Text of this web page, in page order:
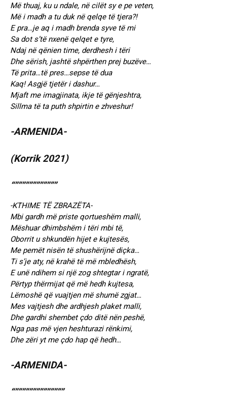
Më thuaj, ku u ndale, në cilët sy e pe veten,
Më i madh a tu duk në qelqe të tjera?!
E pra…je aq i madh brenda syve të mi
Sa dot s’të nxenë qelqet e tyre,
Ndaj në qënien time, derdhesh i tëri
Dhe sërish, jashtë shpërthen prej buzëve…
Të prita…të pres…sepse të dua
Kaq! Asgjë tjetër i dashur…
Mjaft me imagjinata, ikje të gënjeshtra,
Sillma të ta puth shpirtin e zhveshur!
-ARMENIDA-
(Korrik 2021)
“””””””””””””
-KTHIME TË ZBRAZËTA-
Mbi gardh më priste qortueshëm malli,
Mëshuar dhimbshëm i tëri mbi të,
Oborrit u shkundën hijet e kujtesës,
Me pemët nisën të shushërijnë diçka…
Ti s’je aty, në krahë të më mbledhësh,
E unë ndihem si një zog shtegtar i ngratë,
Përtyp thërmijat që më hedh kujtesa,
Lëmoshë që vuajtjen më shumë zgjat…
Mes vajtjesh dhe ardhjesh plaket malli,
Dhe gardhi shembet çdo ditë nën peshë,
Nga pas më vjen heshturazi rënkimi,
Dhe zëri yt me çdo hap që hedh…
-ARMENIDA-
“””””””””””””””